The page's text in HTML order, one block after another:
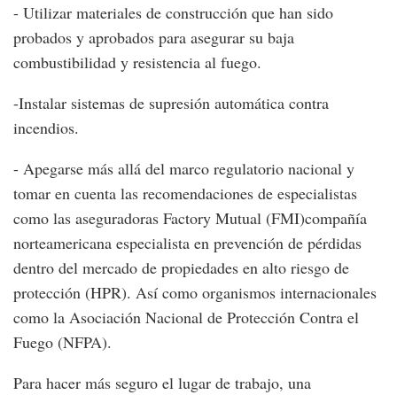
- Utilizar materiales de construcción que han sido
probados y aprobados para asegurar su baja
combustibilidad y resistencia al fuego.
-Instalar sistemas de supresión automática contra
incendios.
- Apegarse más allá del marco regulatorio nacional y
tomar en cuenta las recomendaciones de especialistas
como las aseguradoras Factory Mutual (FMI)compañía
norteamericana especialista en prevención de pérdidas
dentro del mercado de propiedades en alto riesgo de
protección (HPR). Así como organismos internacionales
como la Asociación Nacional de Protección Contra el
Fuego (NFPA).
Para hacer más seguro el lugar de trabajo, una